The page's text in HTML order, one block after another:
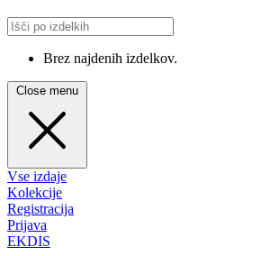
Brez najdenih izdelkov.
Close menu
Vse izdaje
Kolekcije
Registracija
Prijava
EKDIS